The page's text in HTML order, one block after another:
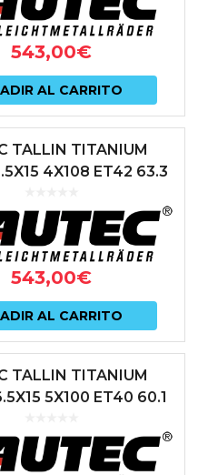
543,00€
AL CARRITO
TALLIN TITANIUM
4X108 ET42 63.3
543,00€
AL CARRITO
TALLIN TITANIUM
5X100 ET40 60.1